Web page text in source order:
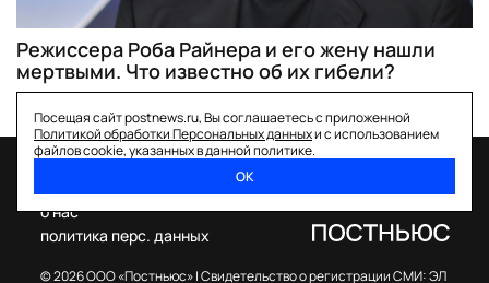
Режиссера Роба Райнера и его жену нашли
мертвыми. Что известно об их гибели?
Посещая сайт postnews.ru, Вы соглашаетесь с приложенной
Политикой обработки Персональных данныхи с использованием
файлов cookie, указанных в данной политике.
ОК
© 2026 ООО «Постньюс» |Свидетельство о регистрации СМИ: ЭЛ
о нас
политика перс. данных